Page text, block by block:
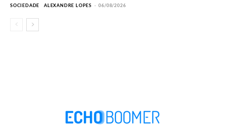
SOCIEDADE ALEXANDRE LOPES - 06/08/2026